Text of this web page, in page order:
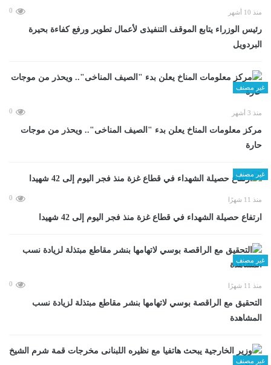
منذ 10 أشهر 0
رئيس الوزراء يتابع الموقف التنفيذى لأعمال تطوير ورفع كفاءة بحيرة
البردويل
غير مصنف
منذ 3 أشهر 0
مركز معلومات المناخ يعلن بدء "الصيف المناخى".. ويحذر من موجات
حارة
غير مصنف
منذ 11 شهرًا 0
ارتفاع حصيلة الشهداء في قطاع غزة منذ فجر اليوم إلى 42 شهيدا
غير مصنف
منذ 11 شهرًا 0
التحقيق مع الراقصة بوسي لاتهامها بنشر مقاطع مبتذلة لزيادة نسب
المشاهدة
غير مصنف